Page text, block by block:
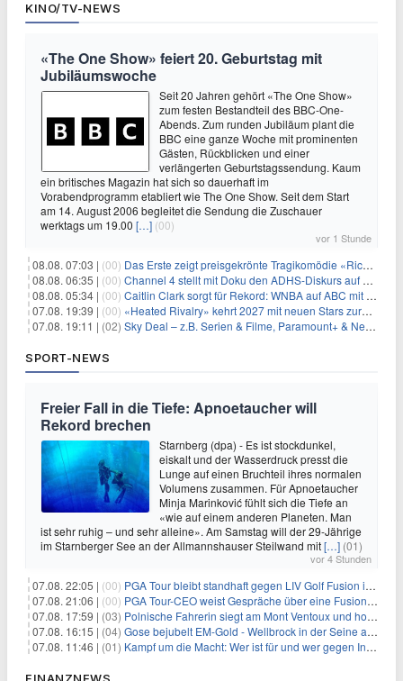
KINO/TV-NEWS
«The One Show» feiert 20. Geburtstag mit
Jubiläumswoche
Seit 20 Jahren gehört «The One Show»
zum festen Bestandteil des BBC-One-
Abends. Zum runden Jubiläum plant die
BBC eine ganze Woche mit prominenten
Gästen, Rückblicken und einer
verlängerten Geburtstagssendung. Kaum
ein britisches Magazin hat sich so dauerhaft im
Vorabendprogramm etabliert wie The One Show. Seit dem Start
am 14. August 2006 begleitet die Sendung die Zuschauer
werktags um 19.00 […] (00)
vor 1 Stunde
08.08. 07:03 | (00) Das Erste zeigt preisgekrönte Tragikomödie «Rickerl» als Free-TV-Premiere
08.08. 06:35 | (00) Channel 4 stellt mit Doku den ADHS-Diskurs auf den Prüfstand
08.08. 05:34 | (00) Caitlin Clark sorgt für Rekord: WNBA auf ABC mit 2,5 Millionen Zuschauern
07.08. 19:39 | (00) «Heated Rivalry» kehrt 2027 mit neuen Stars zurück
07.08. 19:11 | (02) Sky Deal – z.B. Serien & Filme, Paramount+ & Netflix für 19,99€/Monat
SPORT-NEWS
Freier Fall in die Tiefe: Apnoetaucher will
Rekord brechen
Starnberg (dpa) - Es ist stockdunkel,
eiskalt und der Wasserdruck presst die
Lunge auf einen Bruchteil ihres normalen
Volumens zusammen. Für Apnoetaucher
Minja Marinković fühlt sich die Tiefe an
«wie auf einem anderen Planeten. Man
ist sehr ruhig – und sehr alleine». Am Samstag will der 29-Jährige
im Starnberger See an der Allmannshauser Steilwand mit[…] (01)
vor 4 Stunden
07.08. 22:05 | (00) PGA Tour bleibt standhaft gegen LIV Golf Fusion in einem sich wandelnden Sportumfeld
07.08. 21:06 | (00) PGA Tour-CEO weist Gespräche über eine Fusion mit LIV Golf zurück und bekräftigt die Wettbewerbslandschaft
07.08. 17:59 | (03) Polnische Fahrerin siegt am Mont Ventoux und holt Tour-Gelb
07.08. 16:15 | (04) Gose bejubelt EM-Gold - Wellbrock in der Seine ausgebremst
07.08. 11:46 | (01) Kampf um die Macht: Wer ist für und wer gegen Infantino?